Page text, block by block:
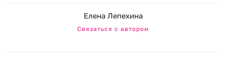
Елена Лепехина
Связаться с автором